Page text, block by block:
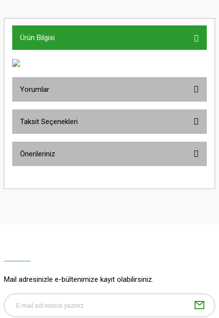
Ürün Bilgisi
Yorumlar
Taksit Seçenekleri
Önerileriniz
yetersiz gördüğünüz noktaları öneri formunu kullanarak tarafımıza
Bu ürüne benzer farklı alternatifler olmalı.
Mail adresinizle e-bültenimize kayıt olabilirsiniz.